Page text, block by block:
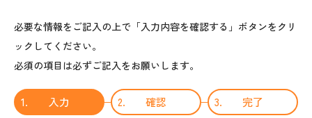
必要な情報をご記入の上で「入力内容を確認する」ボタンをクリ
ックしてください。
必須の項目は必ずご記入をお願いします。
1. 入力 2. 確認 3. 完了